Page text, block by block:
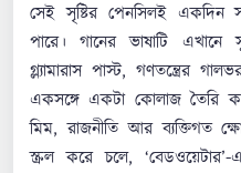
সেই সৃষ্টির পেনসিলই একদিন
পারে। গানের ভাষাটি এখানে
গ্ল্যামারাস পাস্ট, গণতন্ত্রের
একসঙ্গে একটা কোলাজ তৈরি
মিম, রাজনীতি আর ব্যক্তিগত
স্ক্রল করে চলে,